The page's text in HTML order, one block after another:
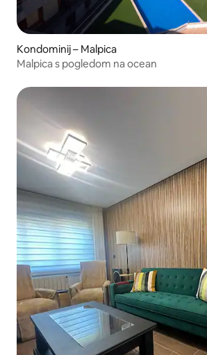
Kondominij – Malpica
Malpica s pogledom na ocean